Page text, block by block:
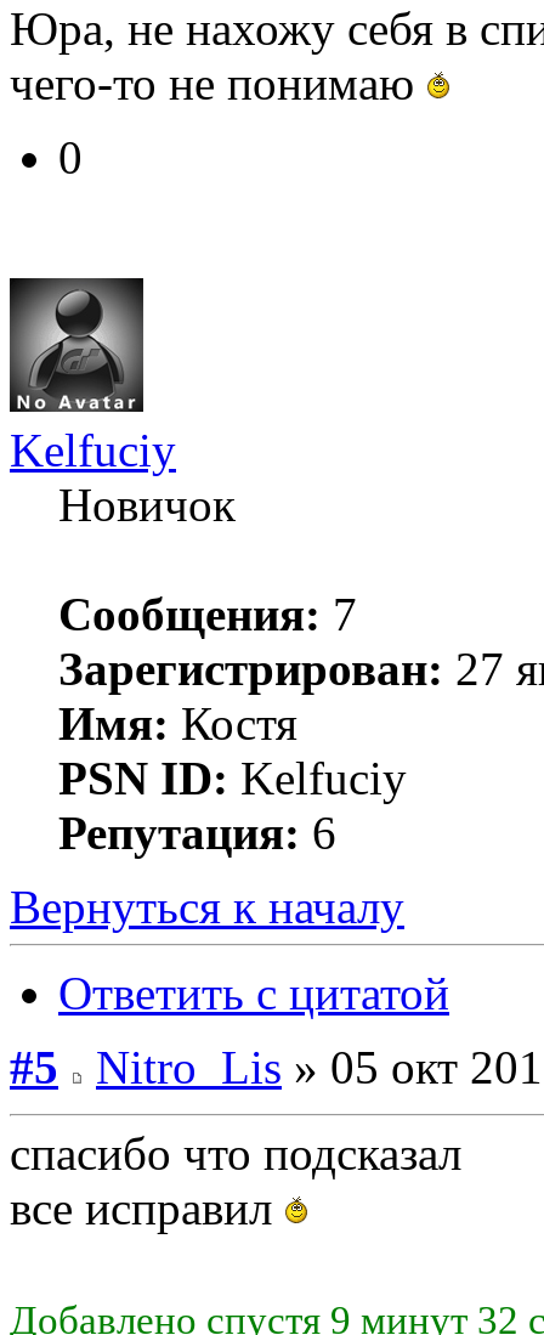
Юра, не нахожу себя в
чего-то не понимаю
0
Kelfuciy
Новичок
Сообщения: 7
Зарегистрирован: 27
Имя: Костя
PSN ID: Kelfuciy
Репутация: 6
Вернуться к началу
Ответить с цитатой
#5
Nitro_Lis » 05 окт
спасибо что подсказал
все исправил
Добавлено спустя 9 минут 32